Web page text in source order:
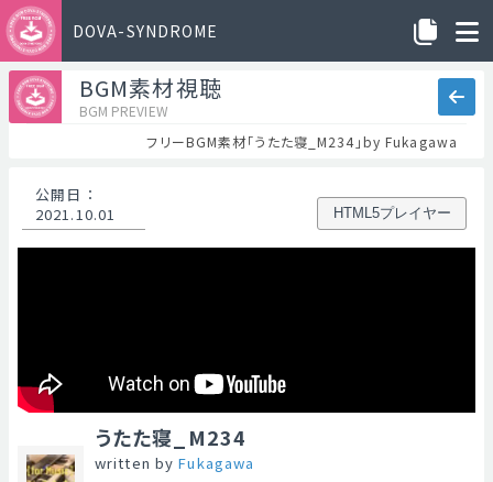
DOVA-SYNDROME
BGM素材視聴
BGM PREVIEW
フリーBGM素材「うたた寝_M234」by Fukagawa
公開日 ：
2021.10.01
HTML5プレイヤー
うたた寝_M234
written byFukagawa